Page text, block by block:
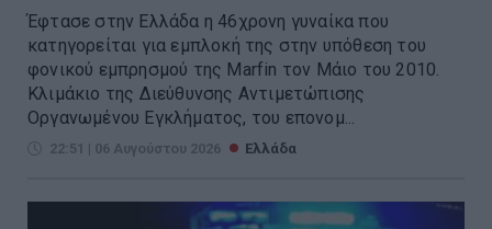
Έφτασε στην Ελλάδα η 46χρονη γυναίκα που
κατηγορείται για εμπλοκή της στην υπόθεση του
φονικού εμπρησμού της Marfin τον Μάιο του 2010.
Κλιμάκιο της Διεύθυνσης Αντιμετώπισης
Οργανωμένου Εγκλήματος, του επονομ...
22:51 | 06 Αυγούστου 2026 Ελλάδα